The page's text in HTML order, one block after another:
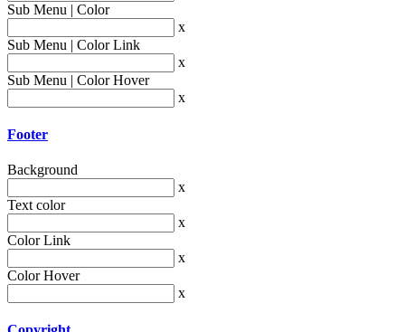
Sub Menu | Color
x
Sub Menu | Color Link
x
Sub Menu | Color Hover
x
Footer
Background
x
Text color
x
Color Link
x
Color Hover
x